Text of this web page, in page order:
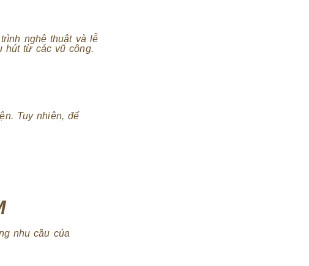
nghệ thuật và lễ
hút từ các vũ công.
Tuy nhiên, để
nhu cầu của